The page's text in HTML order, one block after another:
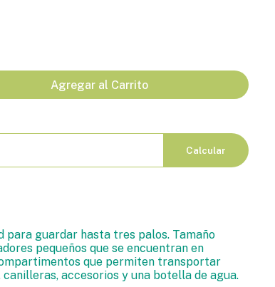
Agregar al Carrito
Calcular
para guardar hasta tres palos. Tamaño
pequeños que se encuentran en
que permiten transportar
canilleras, accesorios y una botella de agua.